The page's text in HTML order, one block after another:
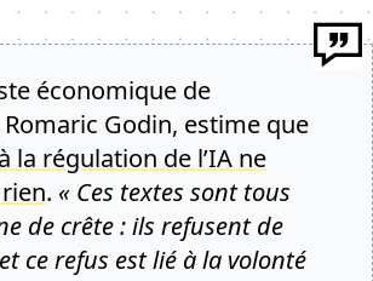
économique de
Romaric Godin, estime que
la régulation de l’IA ne
. « Ces textes sont tous
de crête : ils refusent de
ce refus est lié à la volonté